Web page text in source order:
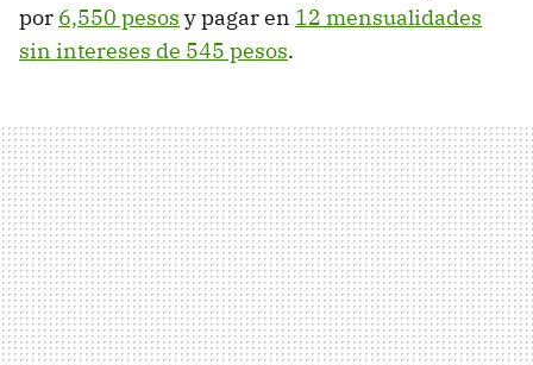
por 6,550 pesos y pagar en 12 mensualidades
sin intereses de 545 pesos.